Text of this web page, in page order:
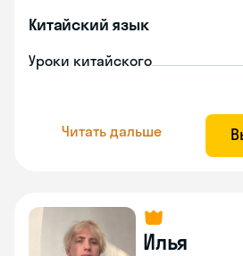
Китайский язык
Уроки китайского
Читать дальше
Илья